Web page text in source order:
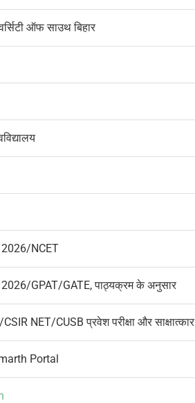
ऑफ साउथ बिहार
2026/NCET
2026/GPAT/GATE, पाठ्यक्रम के अनुसार
NET/CUSB प्रवेश परीक्षा और साक्षात्कार
Portal